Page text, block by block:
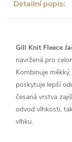
Detailní popis:
Gill Knit Fleece
navržená pro
Kombinuje
poskytuje lepší
česaná vrstva
odvod vlhkosti,
vlhku.